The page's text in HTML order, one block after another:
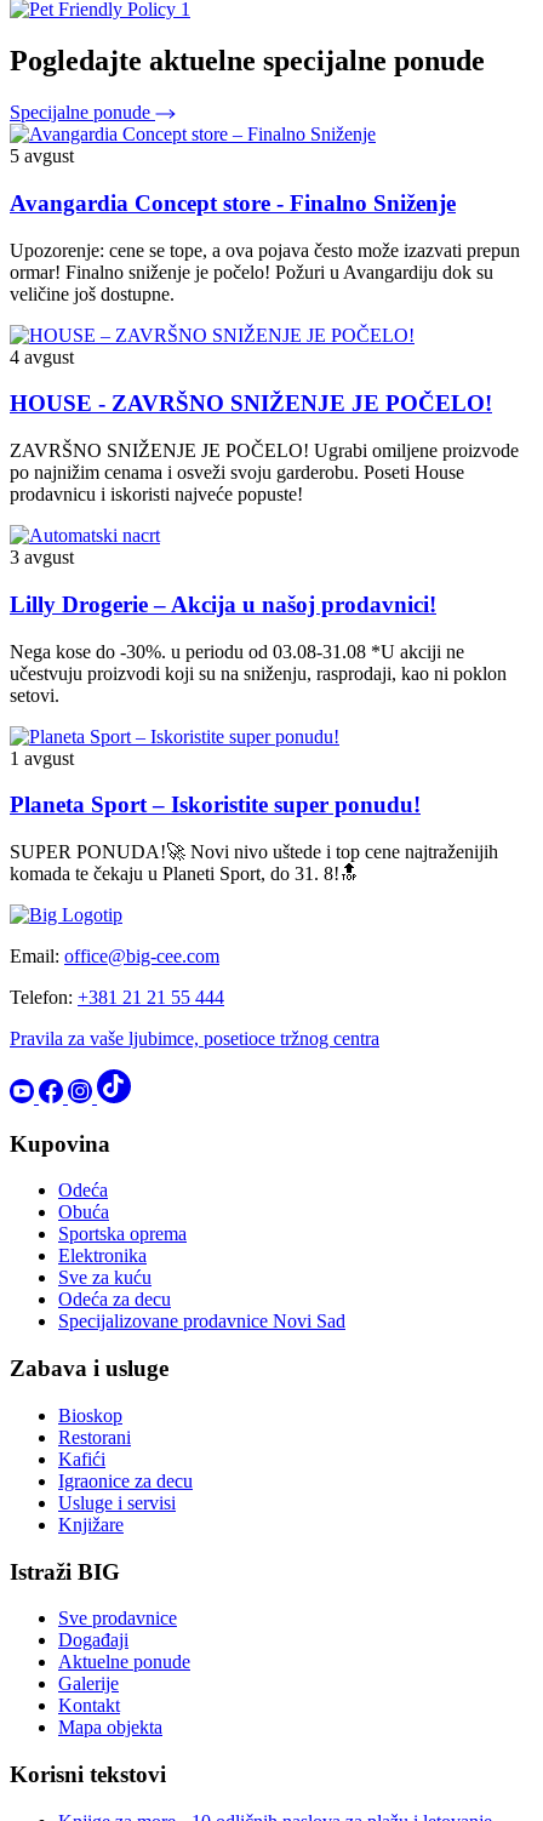
Pogledajte aktuelne specijalne ponude
Specijalne ponude
5 avgust
Avangardia Concept store - Finalno Sniženje
Upozorenje: cene se tope, a ova pojava često može izazvati prepun
ormar! Finalno sniženje je počelo! Požuri u Avangardiju dok su
veličine još dostupne.
4 avgust
HOUSE - ZAVRŠNO SNIŽENJE JE POČELO!
ZAVRŠNO SNIŽENJE JE POČELO! Ugrabi omiljene proizvode
po najnižim cenama i osveži svoju garderobu. Poseti House
prodavnicu i iskoristi najveće popuste!
3 avgust
Lilly Drogerie – Akcija u našoj prodavnici!
Nega kose do -30%. u periodu od 03.08-31.08 *U akciji ne
učestvuju proizvodi koji su na sniženju, rasprodaji, kao ni poklon
setovi.
1 avgust
Planeta Sport – Iskoristite super ponudu!
SUPER PONUDA!🚀 Novi nivo uštede i top cene najtraženijih
komada te čekaju u Planeti Sport, do 31. 8!🔝
Email: office@big-cee.com
Telefon: +381 21 21 55 444
Pravila za vaše ljubimce, posetioce tržnog centra
Kupovina
Odeća
Obuća
Sportska oprema
Elektronika
Sve za kuću
Odeća za decu
Specijalizovane prodavnice Novi Sad
Zabava i usluge
Bioskop
Restorani
Kafići
Igraonice za decu
Usluge i servisi
Knjižare
Istraži BIG
Sve prodavnice
Događaji
Aktuelne ponude
Galerije
Kontakt
Mapa objekta
Korisni tekstovi